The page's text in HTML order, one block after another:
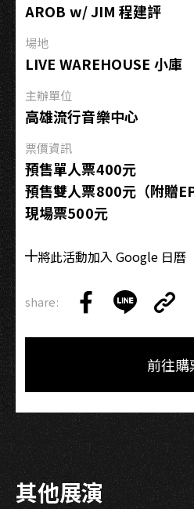
of
Children
AROB w/ JIM 程建評
場地
LIVE WAREHOUSE 小庫
主辦單位
高雄流行音樂中心
票價資訊
預售單人票400元
預售雙人票800元（附贈
現場票500元
將此活動加入 Google 日曆
share:
on
on
Link
Copy
前往購
其他展演